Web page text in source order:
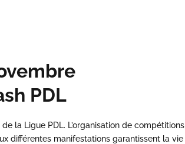
PDL
la Ligue PDL. L’organisation de compétitions
différentes manifestations garantissent la vie